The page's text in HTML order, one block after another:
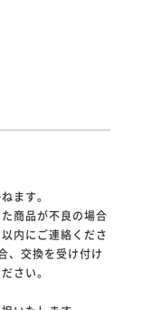
ます。
商品が不良の場合
内にご連絡くださ
、交換を受け付け
さい。